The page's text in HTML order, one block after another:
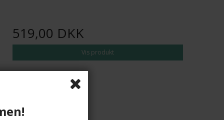
519,00 DKK
Vis produkt